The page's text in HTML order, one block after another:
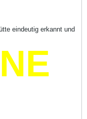
eindeutig erkannt und